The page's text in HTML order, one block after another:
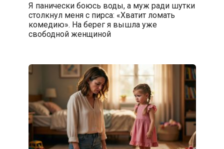
Я панически боюсь воды, а муж ради шутки
столкнул меня с пирса: «Хватит ломать
комедию». На берег я вышла уже
свободной женщиной